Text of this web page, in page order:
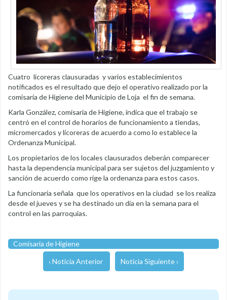
Cuatro licoreras clausuradas y varios establecimientos
notificados es el resultado que dejo el operativo realizado por la
comisaría de Higiene del Municipio de Loja el fin de semana.
Karla González, comisaria de Higiene, indica que el trabajo se
centró en el control de horarios de funcionamiento a tiendas,
micromercados y licoreras de acuerdo a como lo establece la
Ordenanza Municipal.
Los propietarios de los locales clausurados deberán comparecer
hasta la dependencia municipal para ser sujetos del juzgamiento y
sanción de acuerdo como rige la ordenanza para estos casos.
La funcionaria señala que los operativos en la ciudad se los realiza
desde el jueves y se ha destinado un día en la semana para el
control en las parroquias.
Comisaria de Higiene
‹ Noticia Anterior Noticia Siguiente ›